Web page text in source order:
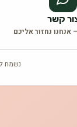
קשר
אנחנו נחזור אליכם
נשמח